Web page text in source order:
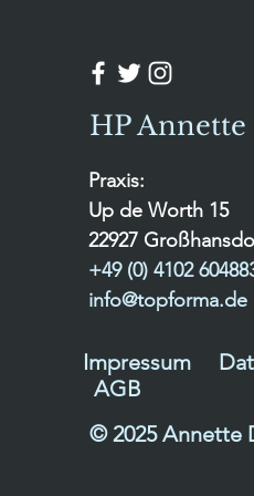
HP Annette
Praxis:
Up de Worth 15
22927
+49 (0) 4102
info@topforma.de
Impressum
AGB
© 2025 Annette